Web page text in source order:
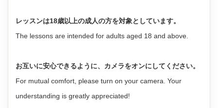
レッスンは18歳以上の成人の方を対象としています。
The lessons are intended for adults aged 18 and above.
お互いに安心できるように、カメラをオンにしてください。
For mutual comfort, please turn on your camera. Your
understanding is greatly appreciated!